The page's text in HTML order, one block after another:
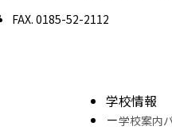
FAX. 0185-52-2112
学校情報
学校案内